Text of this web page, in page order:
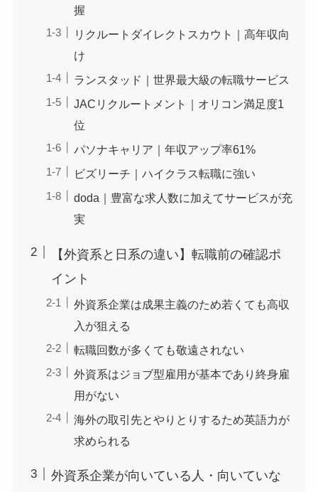
握
リクルートダイレクトスカウト｜高年収向
け
ランスタッド｜世界最大級の転職サービス
JACリクルートメント｜オリコン満足度1
位
パソナキャリア｜年収アップ率61%
ビズリーチ｜ハイクラス転職に強い
doda｜豊富な求人数に加えてサービスが充
実
【外資系と日系の違い】転職前の確認ポ
イント
外資系企業は成果主義のため若くても高収
入が狙える
転職回数が多くても敬遠されない
外資系はジョブ型雇用が基本であり終身雇
用がない
海外の取引先とやりとりするため英語力が
求められる
外資系企業が向いている人・向いていな